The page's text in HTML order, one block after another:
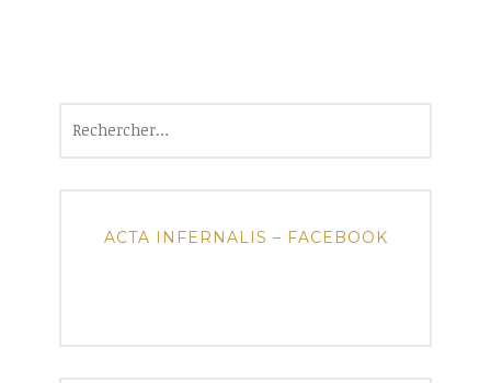
ACTA INFERNALIS – FACEBOOK